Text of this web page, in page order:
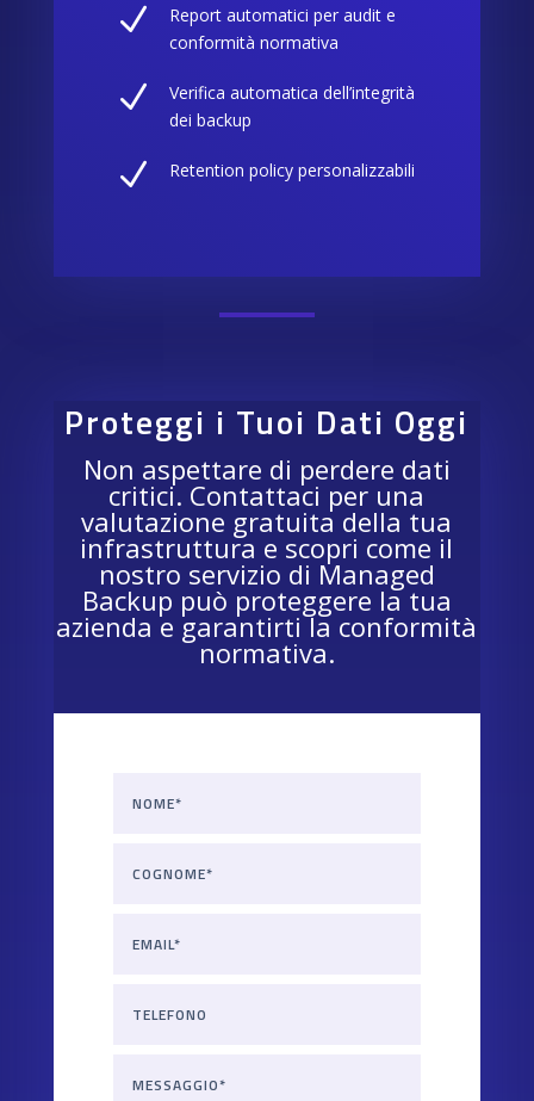
N
Report automatici per audit e
conformità normativa
N
Verifica automatica dell’integrità
dei backup
N Retention policy personalizzabili
Proteggi i Tuoi Dati Oggi
Non aspettare di perdere dati
critici. Contattaci per una
valutazione gratuita della tua
infrastruttura e scopri come il
nostro servizio di Managed
Backup può proteggere la tua
azienda e garantirti la conformità
normativa.